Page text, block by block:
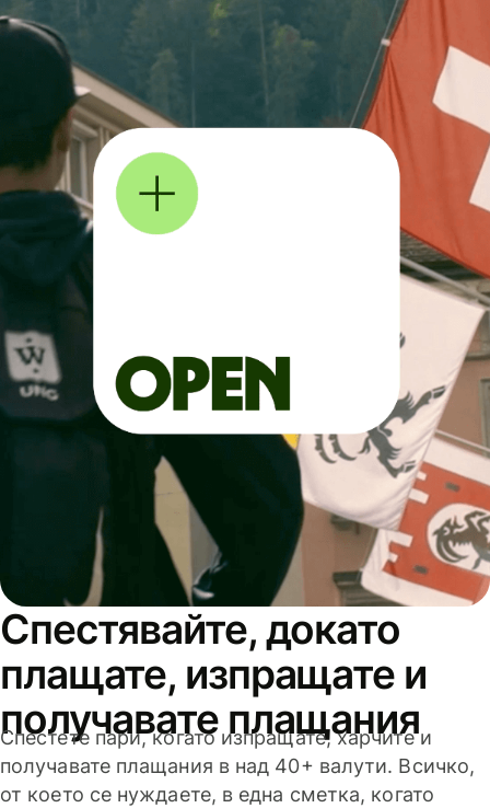
Спестявайте, докато
плащате, изпращате и
получавате плащания
Спестете пари, когато изпращате, харчите и
получавате плащания в над 40+ валути. Всичко,
от което се нуждаете, в една сметка, когато